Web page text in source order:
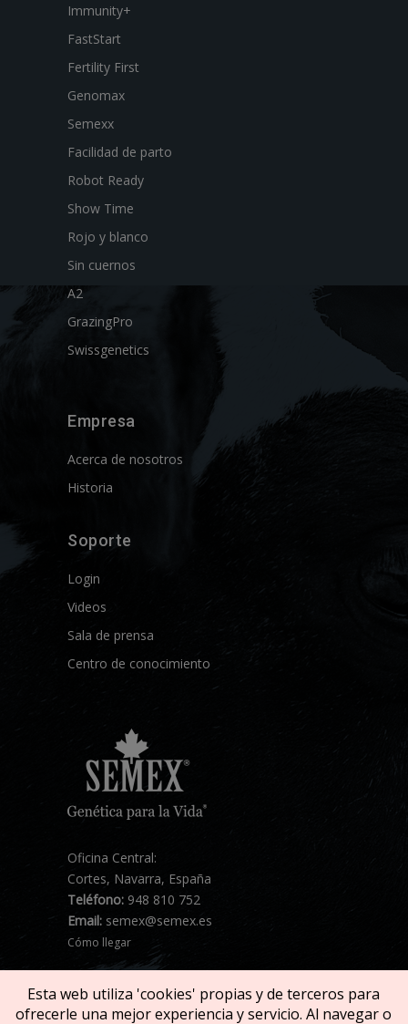
Immunity+
FastStart
Fertility First
Genomax
Semexx
Facilidad de parto
Robot Ready
Show Time
Rojo y blanco
Sin cuernos
A2
GrazingPro
Swissgenetics
Empresa
Acerca de nosotros
Historia
Soporte
Login
Videos
Sala de prensa
Centro de conocimiento
Oficina Central:
Cortes, Navarra, España
Teléfono: 948 810 752
Email: semex@semex.es
Cómo llegar
Esta web utiliza 'cookies' propias y de terceros para
ofrecerle una mejor experiencia y servicio. Al navegar o